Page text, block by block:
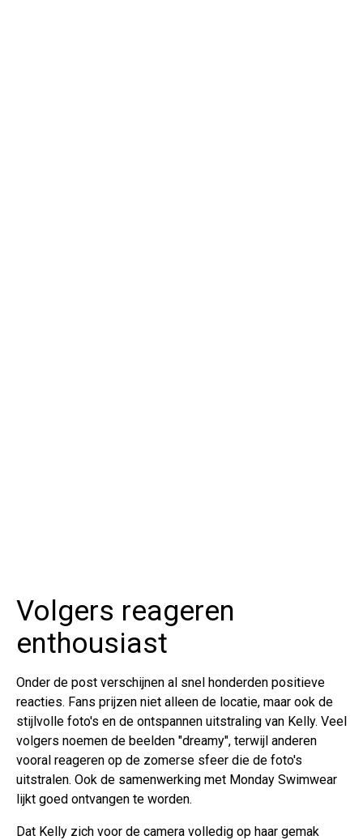
Volgers reageren
enthousiast
Onder de post verschijnen al snel honderden positieve
reacties. Fans prijzen niet alleen de locatie, maar ook de
stijlvolle foto's en de ontspannen uitstraling van Kelly. Veel
volgers noemen de beelden "dreamy", terwijl anderen
vooral reageren op de zomerse sfeer die de foto's
uitstralen. Ook de samenwerking met Monday Swimwear
lijkt goed ontvangen te worden.
Dat Kelly zich voor de camera volledig op haar gemak